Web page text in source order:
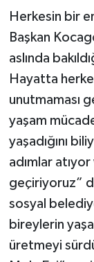
Herkesin bir
Başkan
aslında
Hayatta
unutmaması
yaşam
yaşadığını
adımlar
geçiriyoruz”
sosyal
bireylerin
üretmeyi